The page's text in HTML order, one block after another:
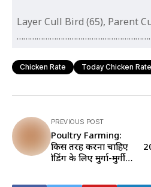
Layer Cull Bird (65), Parent
Chicken Rate Today Chicken Rate
PREVIOUS POST
Poultry Farming:
किस तरह करना चाहिए
ब्रीडिंग के लिए मुर्गा-मुर्गी